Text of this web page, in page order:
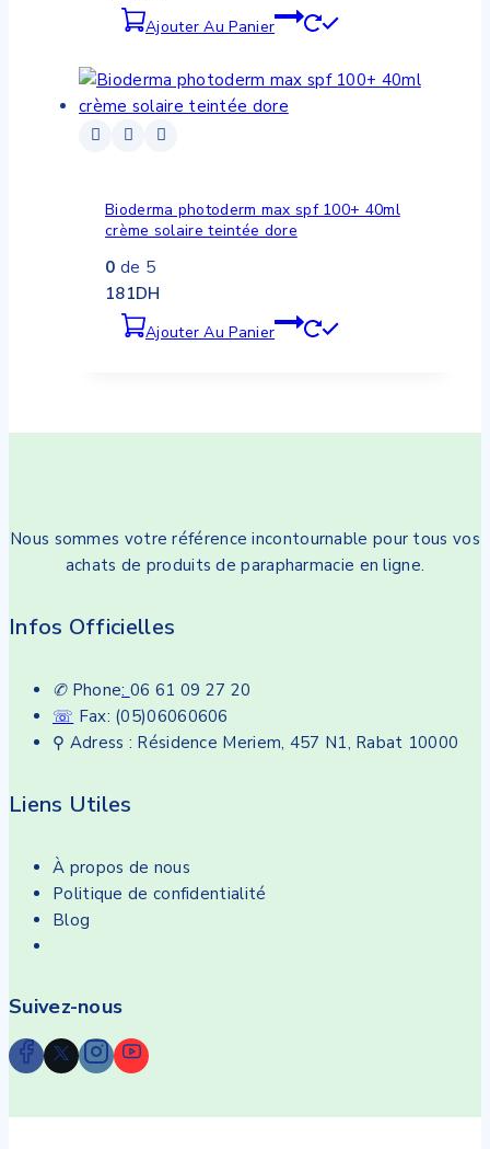
Ajouter Au Panier
Bioderma photoderm max spf 100+ 40ml
crème solaire teintée dore
0 de 5
181DH
Ajouter Au Panier
Nous sommes votre référence incontournable pour tous vos
achats de produits de parapharmacie en ligne.
Infos Officielles
✆Phone: 06 61 09 27 20
☏ Fax: (05)06060606
⚲ Adress : Résidence Meriem, 457 N1, Rabat 10000
Liens Utiles
À propos de nous
Politique de confidentialité
Blog
Suivez-nous